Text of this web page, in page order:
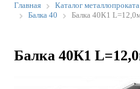
Главная Каталог металлопроката
Балка 40
Балка 40К1
Балка 40К1